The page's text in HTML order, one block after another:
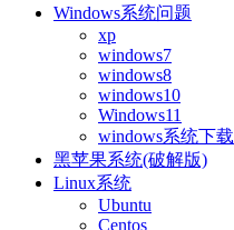
Windows系统问题
xp
windows7
windows8
windows10
Windows11
windows系统下载
黑苹果系统(破解版)
Linux系统
Ubuntu
Centos